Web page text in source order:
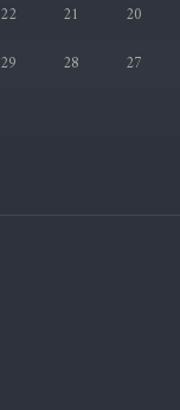
20
21
22
27
28
29